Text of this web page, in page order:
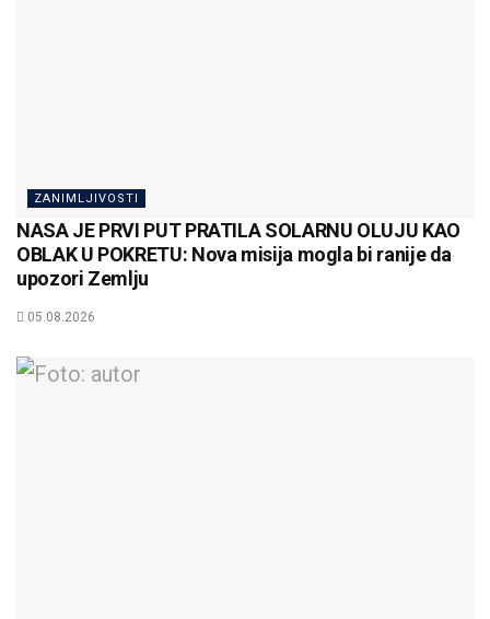
ZANIMLJIVOSTI
NASA JE PRVI PUT PRATILA SOLARNU OLUJU KAO
OBLAK U POKRETU: Nova misija mogla bi ranije da
upozori Zemlju
05.08.2026